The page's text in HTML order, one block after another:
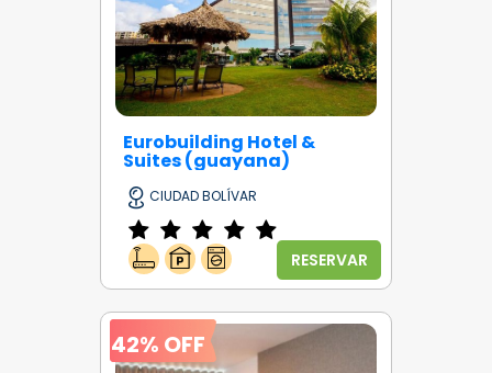
Eurobuilding Hotel &
Suites (guayana)
CIUDAD BOLÍVAR
RESERVAR
42% OFF